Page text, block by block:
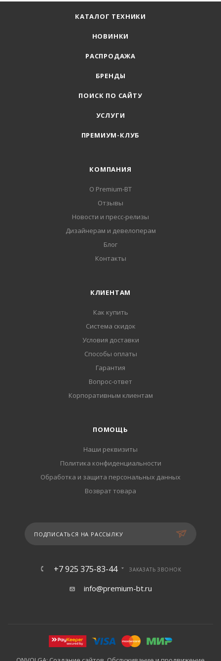
КАТАЛОГ ТЕХНИКИ
НОВИНКИ
РАСПРОДАЖА
БРЕНДЫ
ПОИСК ПО САЙТУ
УСЛУГИ
ПРЕМИУМ-КЛУБ
КОМПАНИЯ
О Premium-BT
Отзывы
Новости и пресс-релизы
Дизайнерам и девелоперам
Блог
Контакты
КЛИЕНТАМ
Как купить
Система скидок
Условия доставки
Способы оплаты
Гарантия
Вопрос-ответ
Корпоративным клиентам
ПОМОЩЬ
Наши реквизиты
Политика конфиденциальности
Обработка и защита персональных данных
Возврат товара
ПОДПИСАТЬСЯ НА РАССЫЛКУ
+7 925 375-83-44 ЗАКАЗАТЬ ЗВОНОК
info@premium-bt.ru